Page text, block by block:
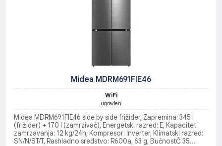
Midea MDRM691FIE46
WiFi
ugrađen
Midea MDRM691FIE46 side by side frižider, Zapremina: 345 l
(frižider) + 170 l (zamrzivač), Energetski razred: E, Kapacitet
zamrzavanja: 12 kg/24h, Kompresor: Inverter, Klimatski razred:
SN/N/ST/T, Rashladno sredstvo: R600a, 63 g, BučnostČ 35